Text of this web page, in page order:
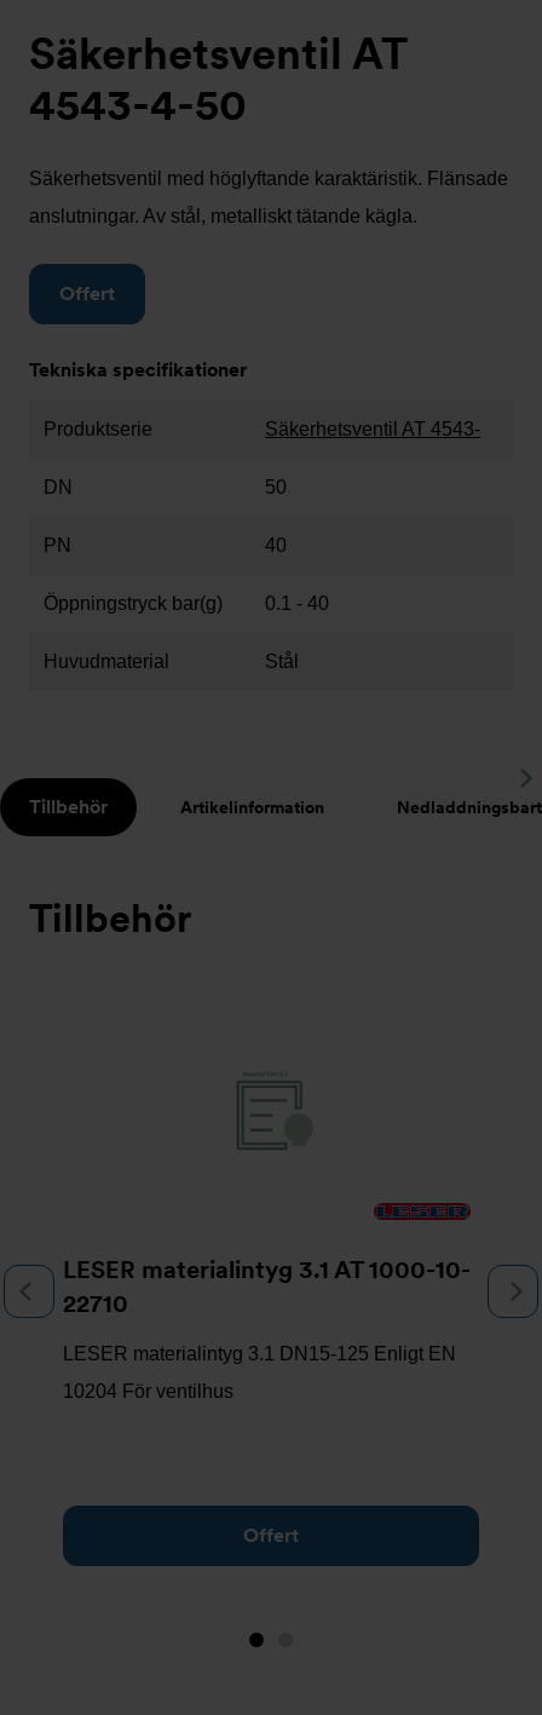
Säkerhetsventil AT
4543-4-50
Säkerhetsventil med höglyftande karaktäristik. Flänsade
anslutningar. Av stål, metalliskt tätande kägla.
Offert
Tekniska specifikationer
Produktserie Säkerhetsventil AT 4543-
DN 50
PN 40
Öppningstryck bar(g) 0.1 - 40
Huvudmaterial Stål
Tillbehör Artikelinformation Nedladdningsbart
Tillbehör
LESER materialintyg 3.1 AT 1000-10-
22710
LESER materialintyg 3.1 DN15-125 Enligt EN
10204 För ventilhus
Offert
Bild